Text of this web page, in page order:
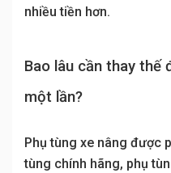
nhiều tiền hơn.
Bao lâu cần thay thế
một lần?
Phụ tùng xe nâng được
tùng chính hãng, phụ